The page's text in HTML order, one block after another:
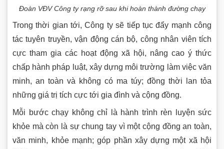
Đoàn VĐV Công ty rạng rỡ sau khi hoàn thành đường chạy
Trong thời gian tới, Công ty sẽ tiếp tục đẩy mạnh công
tác tuyên truyền, vận động cán bộ, công nhân viên tích
cực tham gia các hoạt động xã hội, nâng cao ý thức
chấp hành pháp luật, xây dựng môi trường làm việc văn
minh, an toàn và không có ma túy; đồng thời lan tỏa
những giá trị tích cực tới gia đình và cộng đồng.
Mỗi bước chạy không chỉ là hành trình rèn luyện sức
khỏe mà còn là sự chung tay vì một cộng đồng an toàn,
văn minh, khỏe mạnh; góp phần xây dựng một xã hội